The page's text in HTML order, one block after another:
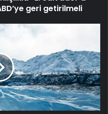
geri getirilmeli